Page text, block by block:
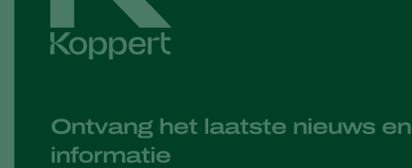
Ontvang het laatste nieuws en
informatie